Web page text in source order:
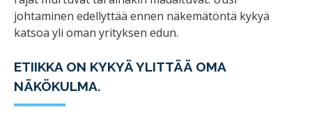
johtaminen edellyttää ennen näkemätöntä kykyä
katsoa yli oman yrityksen edun.
ETIIKKA ON KYKYÄ YLITTÄÄ OMA
NÄKÖKULMA.